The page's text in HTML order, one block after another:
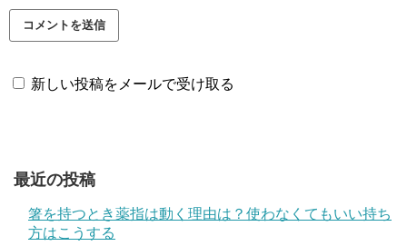
新しい投稿をメールで受け取る
最近の投稿
箸を持つとき薬指は動く理由は？使わなくてもいい持ち
方はこうする